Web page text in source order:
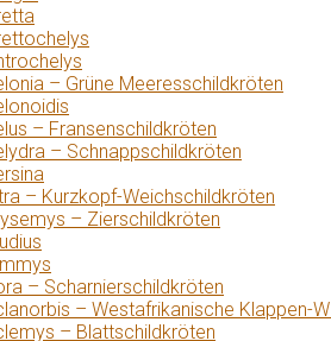
– Grüne Meeresschildkröten
– Fransenschildkröten
– Schnappschildkröten
– Kurzkopf-Weichschildkröten
– Zierschildkröten
– Scharnierschildkröten
– Westafrikanische Klappen-
– Blattschildkröten